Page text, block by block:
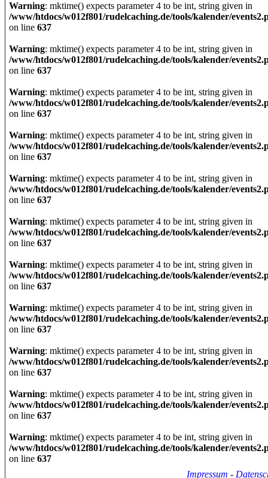
Warning: mktime() expects parameter 4 to be int, string given in
/www/htdocs/w012f801/rudelcaching.de/tools/kalender/
on line 637
Warning: mktime() expects parameter 4 to be int, string given in
/www/htdocs/w012f801/rudelcaching.de/tools/kalender/
on line 637
Warning: mktime() expects parameter 4 to be int, string given in
/www/htdocs/w012f801/rudelcaching.de/tools/kalender/
on line 637
Warning: mktime() expects parameter 4 to be int, string given in
/www/htdocs/w012f801/rudelcaching.de/tools/kalender/
on line 637
Warning: mktime() expects parameter 4 to be int, string given in
/www/htdocs/w012f801/rudelcaching.de/tools/kalender/
on line 637
Warning: mktime() expects parameter 4 to be int, string given in
/www/htdocs/w012f801/rudelcaching.de/tools/kalender/
on line 637
Warning: mktime() expects parameter 4 to be int, string given in
/www/htdocs/w012f801/rudelcaching.de/tools/kalender/
on line 637
Warning: mktime() expects parameter 4 to be int, string given in
/www/htdocs/w012f801/rudelcaching.de/tools/kalender/
on line 637
Warning: mktime() expects parameter 4 to be int, string given in
/www/htdocs/w012f801/rudelcaching.de/tools/kalender/
on line 637
Warning: mktime() expects parameter 4 to be int, string given in
/www/htdocs/w012f801/rudelcaching.de/tools/kalender/
on line 637
Warning: mktime() expects parameter 4 to be int, string given in
/www/htdocs/w012f801/rudelcaching.de/tools/kalender/
on line 637
Impressum -